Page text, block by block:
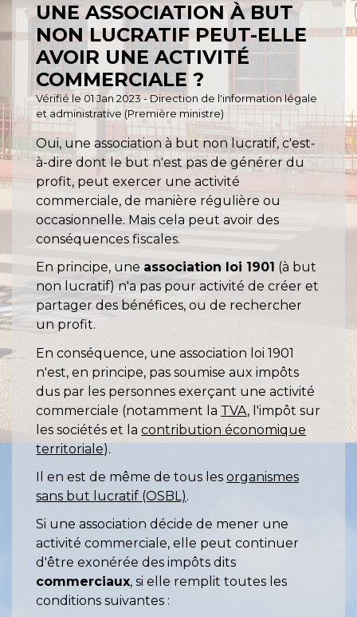
UNE ASSOCIATION À BUT
NON LUCRATIF PEUT-ELLE
AVOIR UNE ACTIVITÉ
COMMERCIALE ?
Vérifié le 01 Jan 2023 - Direction de l'information légale
et administrative (Première ministre)
Oui, une association à but non lucratif, c'est-
à-dire dont le but n'est pas de générer du
profit, peut exercer une activité
commerciale, de manière régulière ou
occasionnelle. Mais cela peut avoir des
conséquences fiscales.
En principe, une association loi 1901 (à but
non lucratif) n'a pas pour activité de créer et
partager des bénéfices, ou de rechercher
un profit.
En conséquence, une association loi 1901
n'est, en principe, pas soumise aux impôts
dus par les personnes exerçant une activité
commerciale (notamment la TVA, l'impôt sur
les sociétés et la contribution économique
territoriale).
Il en est de même de tous les organismes
sans but lucratif (OSBL).
Si une association décide de mener une
activité commerciale, elle peut continuer
d'être exonérée des impôts dits
commerciaux, si elle remplit toutes les
conditions suivantes :